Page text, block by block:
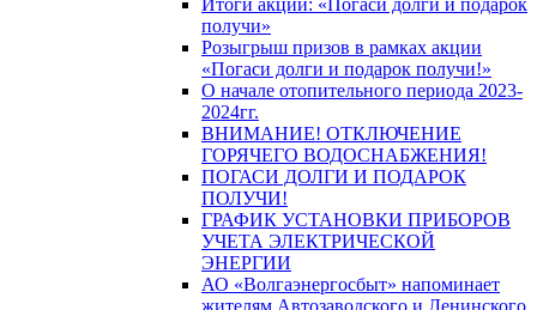
Итоги акции: «Погаси долги и подарок
получи»
Розыгрыш призов в рамках акции
«Погаси долги и подарок получи!»
О начале отопительного периода 2023-
2024гг.
ВНИМАНИЕ! ОТКЛЮЧЕНИЕ
ГОРЯЧЕГО ВОДОСНАБЖЕНИЯ!
ПОГАСИ ДОЛГИ И ПОДАРОК
ПОЛУЧИ!
ГРАФИК УСТАНОВКИ ПРИБОРОВ
УЧЕТА ЭЛЕКТРИЧЕСКОЙ
ЭНЕРГИИ
АО «Волгаэнергосбыт» напоминает